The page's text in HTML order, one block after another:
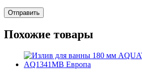
Похожие товары